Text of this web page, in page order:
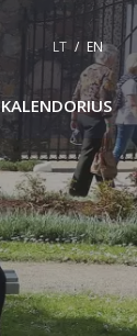
LT EN
KALENDORIUS